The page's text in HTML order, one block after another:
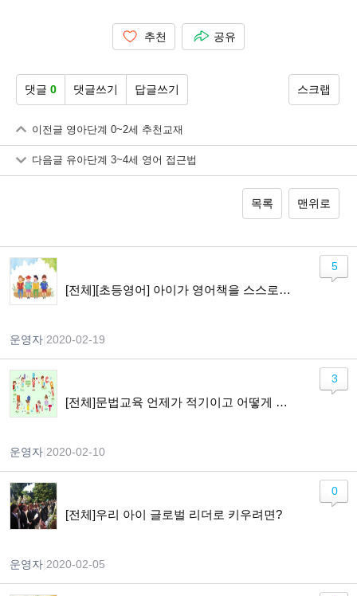
추천 공유
댓글 0 댓글쓰기 답글쓰기 스크랩
이전글 영아단계 0~2세 추천교재
다음글 유아단계 3~4세 영어 접근법
목록 맨위로
[전체][초등영어] 아이가 영어책을 스스로 읽기까지
운영자 2020-02-19
5
[전체]문법교육 언제가 적기이고 어떻게 가르쳐야 하나요?
운영자 2020-02-10
3
[전체]우리 아이 글로벌 리더로 키우려면?
운영자 2020-02-05
0